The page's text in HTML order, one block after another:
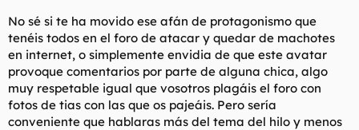
No sé si te ha movido ese afán de protagonismo que
tenéis todos en el foro de atacar y quedar de machotes
en internet, o simplemente envidia de que este avatar
provoque comentarios por parte de alguna chica, algo
muy respetable igual que vosotros plagáis el foro con
fotos de tias con las que os pajeáis. Pero sería
conveniente que hablaras más del tema del hilo y menos